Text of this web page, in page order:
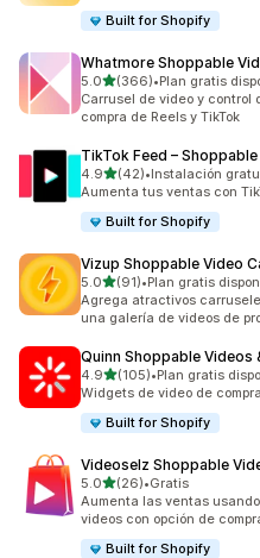
Built for Shopify
Whatmore Shoppable
5.0de 5 estrellas
(366)
366 reseñas en total
•Plan gratis
Carrusel de video y control
compra de Reels y TikTok
TikTok Feed –
4.9de 5 estrellas
(42)
42 reseñas en total
•Instalación
Aumenta tus ventas con
Built for Shopify
Vizup Shoppable Video
5.0de 5 estrellas
(91)
91 reseñas en total
•Plan gratis
Agrega atractivos
una galería de videos de
Quinn Shoppable Videos
4.9de 5 estrellas
(105)
105 reseñas en total
•Plan gratis
Widgets de video de
Built for Shopify
Videoselz Shoppable
5.0de 5 estrellas
(26)
26 reseñas en total
•Gratis
Aumenta las ventas
videos con opción de
Built for Shopify